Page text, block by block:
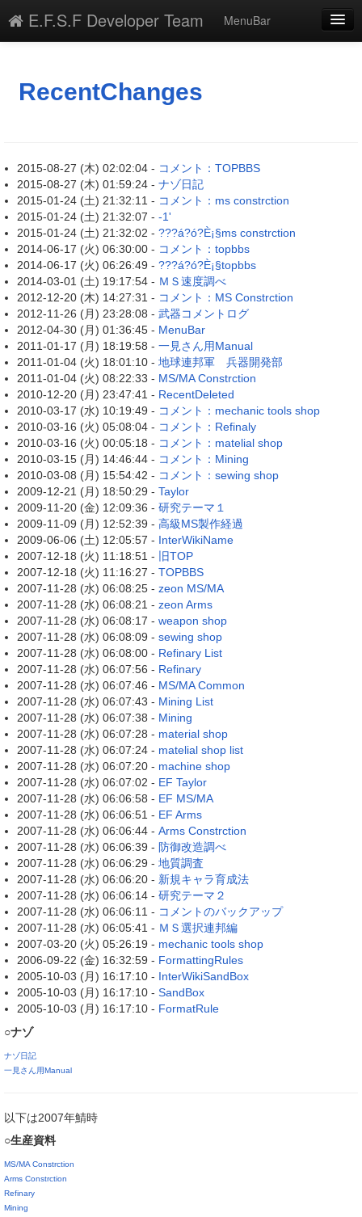
E.F.S.F Developer Team
MenuBar
最終更新
RecentChanges
2015-08-27 (木) 02:02:04 - コメント：TOPBBS
2015-08-27 (木) 01:59:24 - ナゾ日記
2015-01-24 (土) 21:32:11 - コメント：ms constrction
2015-01-24 (土) 21:32:07 - -1'
2015-01-24 (土) 21:32:02 - ???á?ó?È¡§ms constrction
2014-06-17 (火) 06:30:00 - コメント：topbbs
2014-06-17 (火) 06:26:49 - ???á?ó?È¡§topbbs
2014-03-01 (土) 19:17:54 - ＭＳ速度調べ
2012-12-20 (木) 14:27:31 - コメント：MS Constrction
2012-11-26 (月) 23:28:08 - 武器コメントログ
2012-04-30 (月) 01:36:45 - MenuBar
2011-01-17 (月) 18:19:58 - 一見さん用Manual
2011-01-04 (火) 18:01:10 - 地球連邦軍 兵器開発部
2011-01-04 (火) 08:22:33 - MS/MA Constrction
2010-12-20 (月) 23:47:41 - RecentDeleted
2010-03-17 (水) 10:19:49 - コメント：mechanic tools shop
2010-03-16 (火) 05:08:04 - コメント：Refinaly
2010-03-16 (火) 00:05:18 - コメント：matelial shop
2010-03-15 (月) 14:46:44 - コメント：Mining
2010-03-08 (月) 15:54:42 - コメント：sewing shop
2009-12-21 (月) 18:50:29 - Taylor
2009-11-20 (金) 12:09:36 - 研究テーマ１
2009-11-09 (月) 12:52:39 - 高級MS製作経過
2009-06-06 (土) 12:05:57 - InterWikiName
2007-12-18 (火) 11:18:51 -
旧TOP
2007-12-18 (火) 11:16:27 - TOPBBS
2007-11-28 (水) 06:08:25 - zeon MS/MA
2007-11-28 (水) 06:08:21 - zeon Arms
2007-11-28 (水) 06:08:17 - weapon shop
2007-11-28 (水) 06:08:09 - sewing shop
2007-11-28 (水) 06:08:00 - Refinary List
2007-11-28 (水) 06:07:56 - Refinary
2007-11-28 (水) 06:07:46 - MS/MA Common
2007-11-28 (水) 06:07:43 - Mining List
2007-11-28 (水) 06:07:38 - Mining
2007-11-28 (水) 06:07:28 - material shop
2007-11-28 (水) 06:07:24 - matelial shop list
2007-11-28 (水) 06:07:20 - machine shop
2007-11-28 (水) 06:07:02 - EF Taylor
2007-11-28 (水) 06:06:58 - EF MS/MA
2007-11-28 (水) 06:06:51 - EF Arms
2007-11-28 (水) 06:06:44 - Arms Constrction
2007-11-28 (水) 06:06:39 - 防御改造調べ
2007-11-28 (水) 06:06:29 - 地質調査
2007-11-28 (水) 06:06:20 - 新規キャラ育成法
2007-11-28 (水) 06:06:14 - 研究テーマ２
2007-11-28 (水) 06:06:11 - コメントのバックアップ
2007-11-28 (水) 06:05:41 - ＭＳ選択連邦編
2007-03-20 (火) 05:26:19 - mechanic tools shop
2006-09-22 (金) 16:32:59 - FormattingRules
2005-10-03 (月) 16:17:10 - InterWikiSandBox
2005-10-03 (月) 16:17:10 - SandBox
2005-10-03 (月) 16:17:10 - FormatRule
○ナゾ
ナゾ日記
一見さん用Manual
以下は2007年鯖時
○生産資料
MS/MA Constrction
Arms Constrction
Refinary
Mining